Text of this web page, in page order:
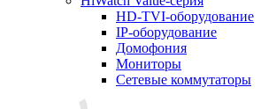
HD-TVI-оборудование
IP-оборудование
Домофония
Мониторы
Сетевые коммутаторы